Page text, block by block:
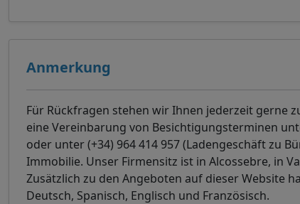
Anmerkung
Für Rückfragen stehen wir Ihnen jederzeit gerne
eine Vereinbarung von Besichtigungsterminen
oder unter (+34) 964 414 957 (Ladengeschäft zu
Immobilie. Unser Firmensitz ist in Alcossebre, in
Zusätzlich zu den Angeboten auf dieser Website
Deutsch, Spanisch, Englisch und Französisch.